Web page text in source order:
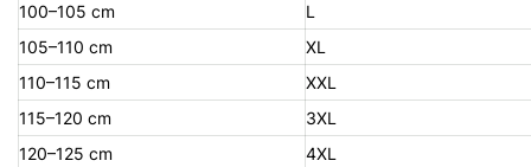
100–105 cm
L
105–110 cm
XL
110–115 cm
XXL
115–120 cm
3XL
120–125 cm
4XL